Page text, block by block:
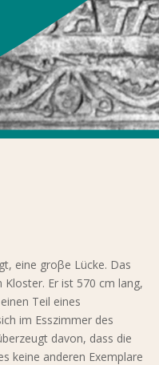
eine groβe Lücke. Das
Er ist 570 cm lang,
Teil eines
im Esszimmer des
davon, dass die
keine anderen Exemplare